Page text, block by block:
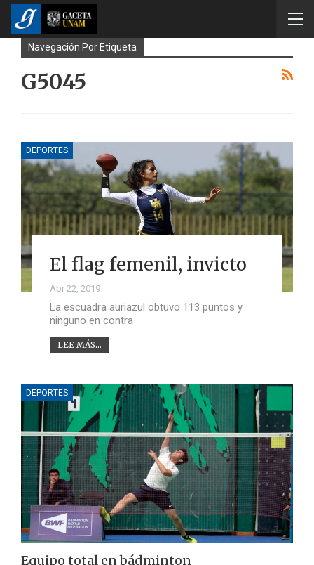
Navegación Por Etiqueta
G5045
DEPORTES
El flag femenil, invicto
Abr 22, 2019
La escuadra auriazul obtuvo 113 puntos y
ninguno en contra
LEE MÁS...
DEPORTES
Equipo total en bádminton